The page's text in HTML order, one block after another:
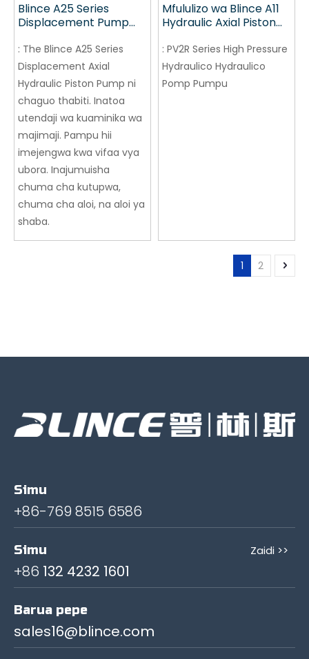
Blince A25 Series
Displacement Pump
Pump
: The Blince A25 Series
Displacement Axial
Hydraulic Piston Pump ni
chaguo thabiti. Inatoa
utendaji wa kuaminika wa
majimaji. Pampu hii
imejengwa kwa vifaa vya
ubora. Inajumuisha
chuma cha kutupwa,
chuma cha aloi, na aloi ya
shaba.
Mfululizo wa Blince A11
Hydraulic Axial Piston
: PV2R Series High Pressure
Hydraulico Hydraulico
Pomp Pumpu
1 2
Simu
+86-769 8515 6586
Simu Zaidi >>
+86 132 4232 1601
Barua pepe
sales16@blince.com